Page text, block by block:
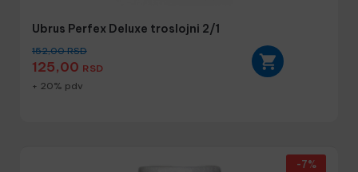
Ubrus Perfex Deluxe troslojni 2/1
152,00RSD
125,00 RSD
+ 20% pdv
-7%